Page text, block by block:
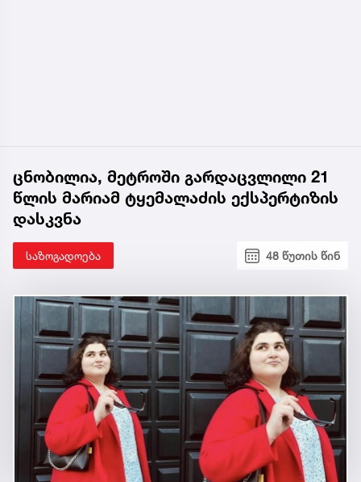
ცნობილია, მეტროში გარდაცვლილი 21
წლის მარიამ ტყემალაძის ექსპერტიზის
დასკვნა
საზოგადოება 48 წუთის წინ